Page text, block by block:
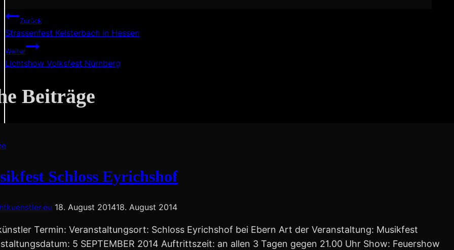
Beitragsnavigation
Zurück
Strassenfest Kelsterbach in Hessen
Weiter
Lichtshow Volksfest Nürnberg
Beiträge
Schloss Eyrichshof
18. August 201418. August 2014
Termin: Veranstaltungsort: Schloss Eyrichshof bei Ebern Art der Veranstaltung: Musikfest
5 SEPTEMBER 2014 Auftrittszeit: an allen 3 Tagen gegen 21.00 Uhr Show: Feuershow